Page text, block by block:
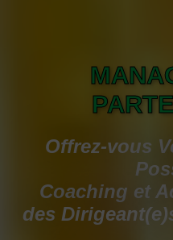
Offrez-vo us
Coaching et
des